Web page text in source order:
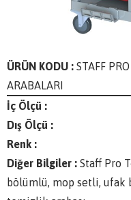
ÜRÜN KODU : STAFF
ARABALARI
İç Ölçü :
Dış Ölçü :
Renk :
Diğer Bilgiler : Staff Pro
bölümlü, mop setli, ufak